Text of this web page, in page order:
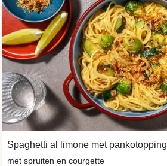
Spaghetti al limone met pankotopping
met spruiten en courgette